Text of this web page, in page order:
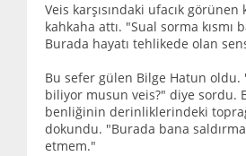
Veis karşısındaki ufacık görünen
kahkaha attı. "Sual sorma kısmı
Burada hayatı tehlikede olan
Bu sefer gülen Bilge Hatun
biliyor musun veis?" diye sordu.
benliğinin derinliklerindeki
dokundu. "Burada bana
etmem."